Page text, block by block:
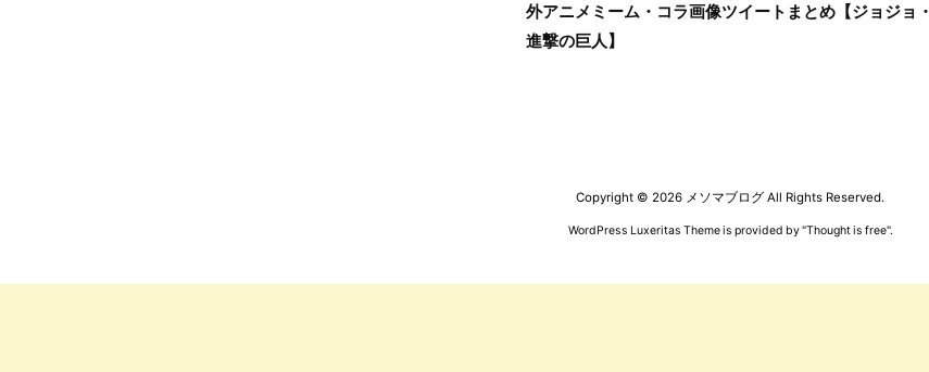
外アニメミーム・コラ画像ツイートまとめ【ジョジョ・
進撃の巨人】
Copyright © 2026 メソマブログ All Rights Reserved.
WordPress Luxeritas Theme is provided by "Thought is free".